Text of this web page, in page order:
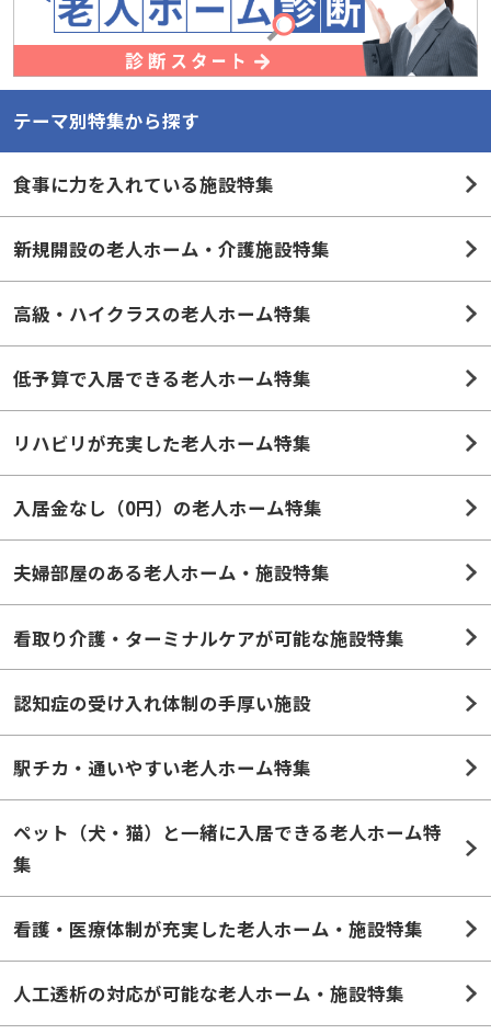
テーマ別特集から探す
食事に力を入れている施設特集
新規開設の老人ホーム・介護施設特集
高級・ハイクラスの老人ホーム特集
低予算で入居できる老人ホーム特集
リハビリが充実した老人ホーム特集
入居金なし（0円）の老人ホーム特集
夫婦部屋のある老人ホーム・施設特集
看取り介護・ターミナルケアが可能な施設特集
認知症の受け入れ体制の手厚い施設
駅チカ・通いやすい老人ホーム特集
ペット（犬・猫）と一緒に入居できる老人ホーム特
集
看護・医療体制が充実した老人ホーム・施設特集
人工透析の対応が可能な老人ホーム・施設特集
ストーマ（人工肛門）の対応が可能な老人ホーム特